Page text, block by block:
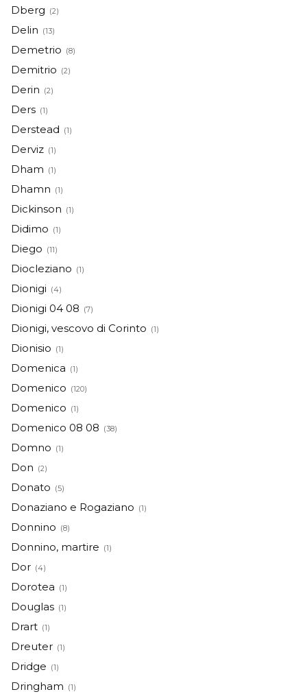
Dberg (2)
Delin (13)
Demetrio (8)
Demitrio (2)
Derin (2)
Ders (1)
Derstead (1)
Derviz (1)
Dham (1)
Dhamn (1)
Dickinson (1)
Didimo (1)
Diego (11)
Diocleziano (1)
Dionigi (4)
Dionigi 04 08 (7)
Dionigi, vescovo di Corinto (1)
Dionisio (1)
Domenica (1)
Domenico (120)
Domenico (1)
Domenico 08 08 (38)
Domno (1)
Don (2)
Donato (5)
Donaziano e Rogaziano (1)
Donnino (8)
Donnino, martire (1)
Dor (4)
Dorotea (1)
Douglas (1)
Drart (1)
Dreuter (1)
Dridge (1)
Dringham (1)